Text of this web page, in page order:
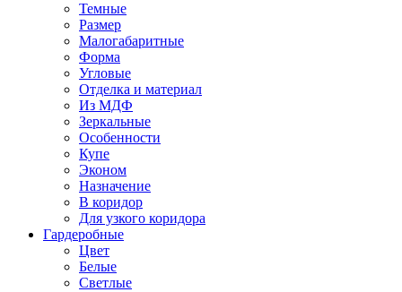
Темные
Размер
Малогабаритные
Форма
Угловые
Отделка и материал
Из МДФ
Зеркальные
Особенности
Купе
Эконом
Назначение
В коридор
Для узкого коридора
Гардеробные
Цвет
Белые
Светлые